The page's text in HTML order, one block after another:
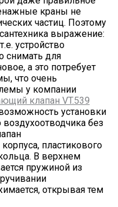
краны не
частиц. Поэтому
выражение:
устройство
снимать для
а это потребует
что очень
у компании
клапан VT.539
установки
без
пластикового
В верхнем
пружиной из
открывая тем